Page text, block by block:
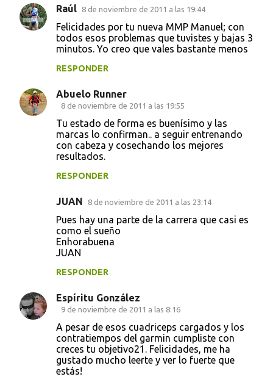
Raúl 8 de noviembre de 2011 a las 19:44
Felicidades por tu nueva MMP Manuel; con
todos esos problemas que tuvistes y bajas 3
minutos. Yo creo que vales bastante menos
RESPONDER
Abuelo Runner
8 de noviembre de 2011 a las 19:55
Tu estado de forma es buenísimo y las
marcas lo confirman.. a seguir entrenando
con cabeza y cosechando los mejores
resultados.
RESPONDER
JUAN 8 de noviembre de 2011 a las 23:14
Pues hay una parte de la carrera que casi es
como el sueño
Enhorabuena
JUAN
RESPONDER
Espíritu González
9 de noviembre de 2011 a las 8:16
A pesar de esos cuadriceps cargados y los
contratiempos del garmin cumpliste con
creces tu objetivo21. Felicidades, me ha
gustado mucho leerte y ver lo fuerte que
estás!